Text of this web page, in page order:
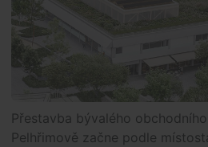
Přestavba bývalého
Pelhřimově začne podle